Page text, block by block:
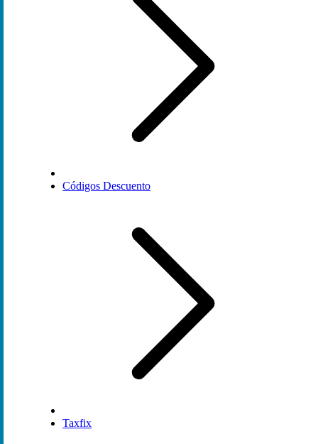
Códigos Descuento
Taxfix